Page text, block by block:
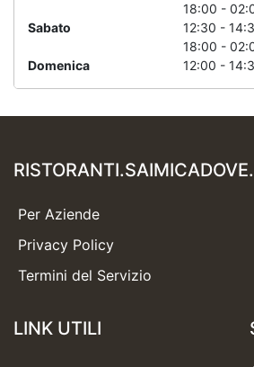
18:00 -
Sabato
12:30 -
18:00 -
Domenica
12:00 -
Per Aziende
Privacy Policy
Termini del Servizio
LINK UTILI